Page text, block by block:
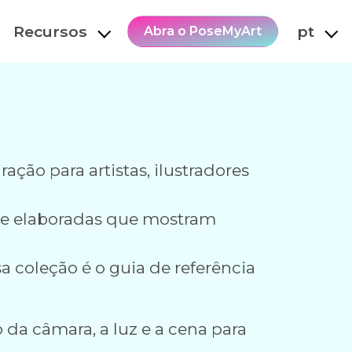
Recursos Abra o PoseMyArt pt
para artistas, ilustradores
elaboradas que mostram
coleção é o guia de referência
câmara, a luz e a cena para